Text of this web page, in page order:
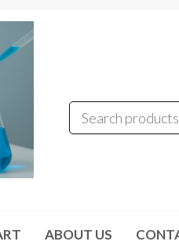
ABOUT US